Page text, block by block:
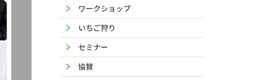
ワークショップ
いちご狩り
セミナー
協賛